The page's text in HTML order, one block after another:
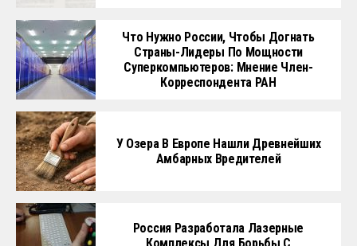
Что Нужно России, Чтобы Догнать
Страны-Лидеры По Мощности
Суперкомпьютеров: Мнение Член-
Корреспондента РАН
У Озера В Европе Нашли Древнейших
Амбарных Вредителей
Россия Разработала Лазерные